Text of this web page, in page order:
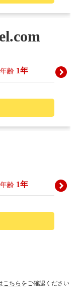
齢 1年
齢 1年
こちら をご確認ください